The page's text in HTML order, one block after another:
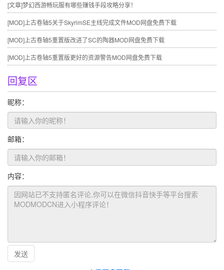
[文章]梦幻西游畅玩服有哪些赚钱手段攻略分享！
[MOD]上古卷轴5关于SkyrimSE主线完成文件MOD网盘免费下载
[MOD]上古卷轴5重置版改进了SC的陶器MOD网盘免费下载
[MOD]上古卷轴5重置版更好的资源警告MOD网盘免费下载
回复区
昵称：
邮箱：
内容：
发送